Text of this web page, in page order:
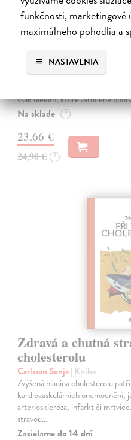
funkčnosti, marketingové
maximálneho pohodlia a
NASTAVENIA
Vansová Terézia (zost.)| Kniha
Máte pravdu, knižný trh
však dielom, ktoré zaručene
Na sklade ?
23,66 €
24,90 € ?
Zdravá a chutná
cholesterolu
Carlsson Sonja| Kniha
Zvýšená hladina cholesterolu
kardiovaskulárních onemocnění,
arterioskleróza, infarkt či
stravou…
Zasielame do 14 dní